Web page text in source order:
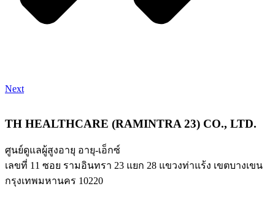
Next
TH HEALTHCARE (RAMINTRA 23) CO., LTD.
ศูนย์ดูแลผู้สูงอายุ อายุ-เอ็กซ์
เลขที่ 11 ซอย รามอินทรา 23 แยก 28 แขวงท่าแร้ง เขตบางเขน
กรุงเทพมหานคร 10220